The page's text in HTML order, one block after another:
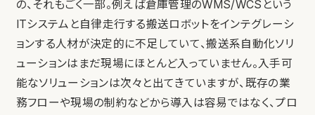
の、それもごく一部。例えば倉庫管理のWMS/WCSという
ITシステムと自律走行する搬送ロボットをインテグレーシ
ョンする人材が決定的に不足していて、搬送系自動化ソリ
ューションはまだ現場にほとんど入っていません。入手可
能なソリューションは次々と出てきていますが、既存の業
務フローや現場の制約などから導入は容易ではなく、プロ